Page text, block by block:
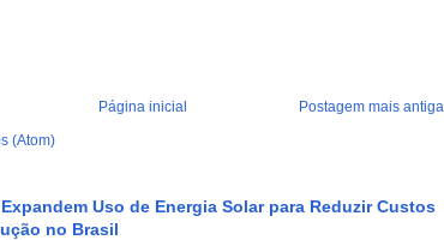
Postagem mais antiga
Página inicial
(Atom)
Uso de Energia Solar para Reduzir Custos
no Brasil